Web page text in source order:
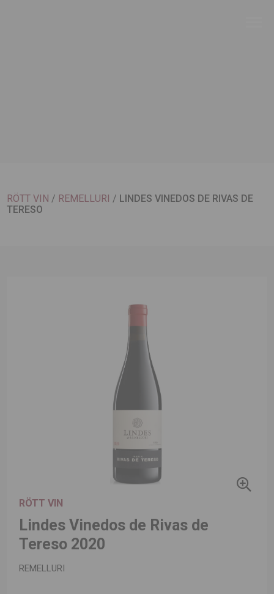
RÖTT VIN / REMELLURI / LINDES VINEDOS DE RIVAS DE
TERESO
RÖTT VIN
Lindes Vinedos de Rivas de
Tereso 2020
REMELLURI